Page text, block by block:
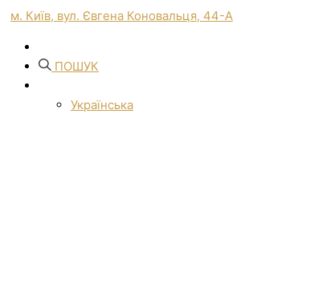
м. Київ, вул. Євгена Коновальця, 44-А
ПОШУК
Українська